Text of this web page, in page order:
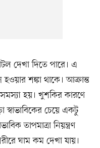
দেখা দিতে পারে। এ
হওয়ার শঙ্কা থাকে। আক্রান্ত
হয়। খুশকির কারণে
চেয়ে একটু
তাপমাত্রা নিয়ন্ত্রণ
ঘাম কম দেখা যায়।